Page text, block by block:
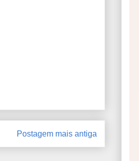
Postagem mais antiga